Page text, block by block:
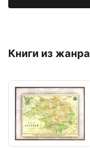
Книги из жанра